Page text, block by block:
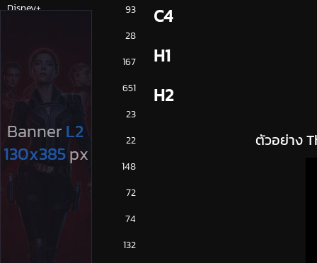
Disney+
93
28
167
NETFLIX
651
23
ซีรีย์ญี่ปุ่น
22
ซีรีย์ฝรั่ง
148
72
74
132
C4
H1
H2
ตัวอย่าง